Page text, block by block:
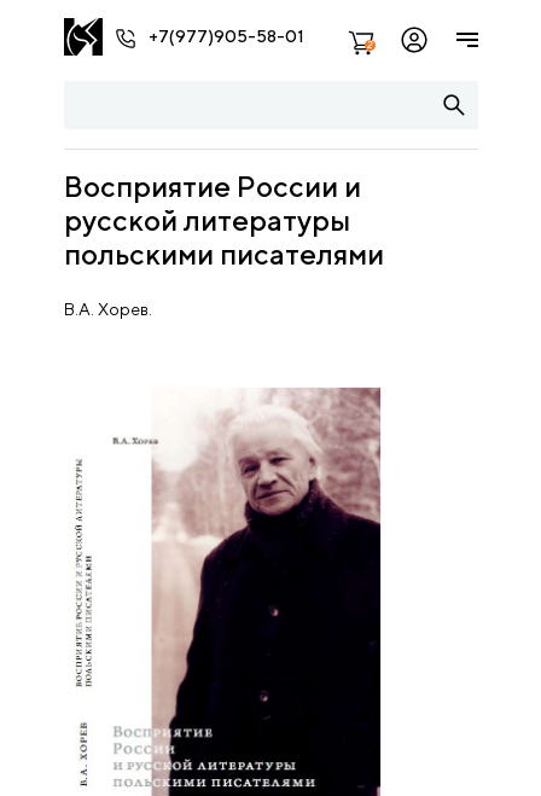
+7(977)905-58-01 2
Восприятие России и
русской литературы
польскими писателями
В.А. Хорев.